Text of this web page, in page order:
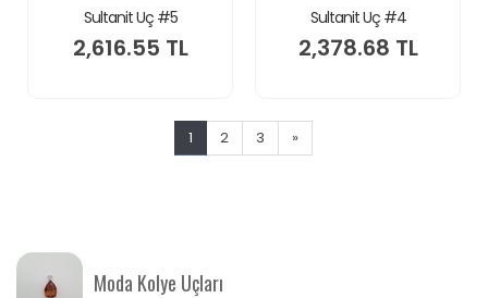
Sultanit Uç #5
2,616.55 TL
Sultanit Uç #4
2,378.68 TL
1 2 3 »
Moda Kolye Uçları